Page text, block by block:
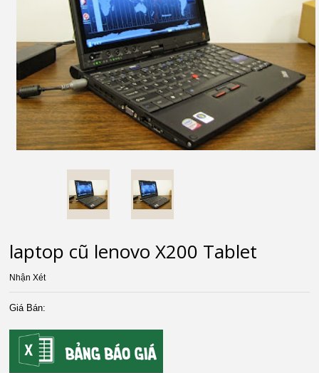
laptop cũ lenovo X200 Tablet
Nhận Xét
Giá Bán: